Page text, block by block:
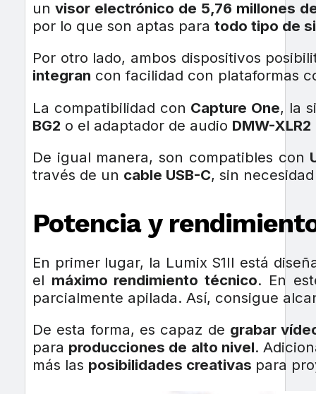
un visor electrónico de 5,76 millones
por lo que son aptas para todo tipo de
Por otro lado, ambos dispositivos
integran con facilidad con plataformas
La compatibilidad con Capture One, la
BG2 o el adaptador de audio DMW-XLR2
De igual manera, son compatibles con
través de un cable USB-C, sin
Potencia y
En primer lugar, la Lumix S1II está
el máximo rendimiento técnico. En
parcialmente apilada. Así, consigue
De esta forma, es capaz de grabar
para producciones de alto nivel.
más las posibilidades creativas para